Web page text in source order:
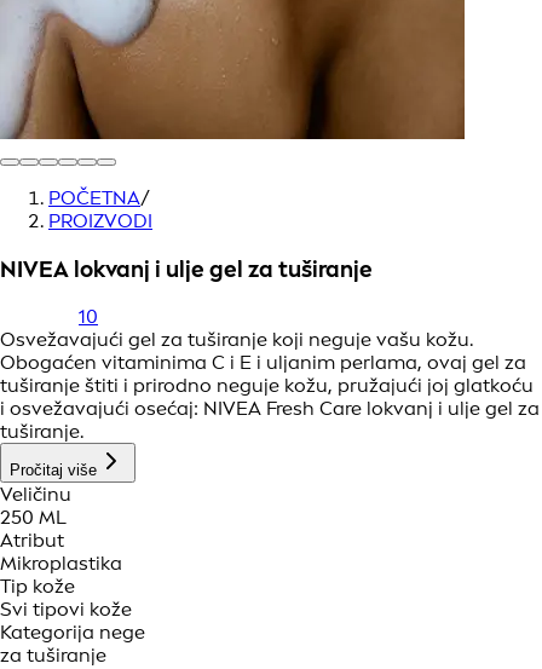
POČETNA/
PROIZVODI
NIVEA lokvanj i ulje gel za tuširanje
10
Osvežavajući gel za tuširanje koji neguje vašu kožu.
Obogaćen vitaminima C i E i uljanim perlama, ovaj gel za
tuširanje štiti i prirodno neguje kožu, pružajući joj glatkoću
i osvežavajući osećaj: NIVEA Fresh Care lokvanj i ulje gel za
tuširanje.
Pročitaj više
Veličinu
250 ML
Atribut
Mikroplastika
Tip kože
Svi tipovi kože
Kategorija nege
za tuširanje